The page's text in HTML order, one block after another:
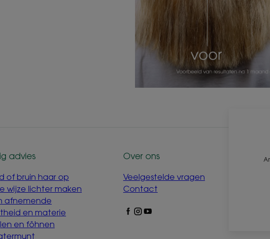
advies
of bruin haar op
wijze lichter maken
afnemende
en materie
en föhnen
Over ons
Veelgestelde vragen
Contact